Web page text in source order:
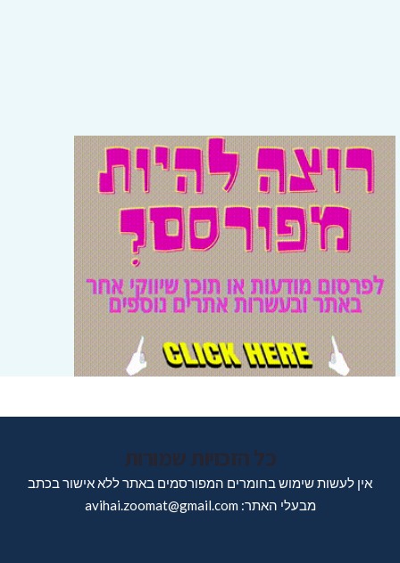
כל הזכויות שמורות
אין לעשות שימוש בחומרים המפורסמים באתר ללא אישור בכתב
מבעלי האתר: avihai.zoomat@gmail.com